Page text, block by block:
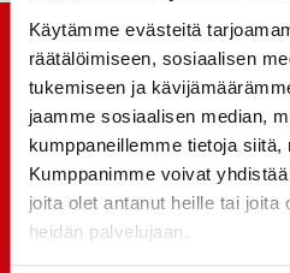
Käytämme evästeitä
räätälöimiseen, sosiaalisen
tukemiseen ja
jaamme sosiaalisen median,
kumppaneillemme tietoja
Kumppanimme voivat
joita olet antanut heille tai
heidän palvelujaan.
JOKERIT-OTTELUN LIPUT
21.7. 12:00 -
TULE MUKAAN